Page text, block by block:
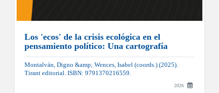
Los 'ecos' de la crisis ecológica en el
pensamiento político: Una cartografía
Montalván, Digno &amp; Wences, Isabel (coords.) (2025).
Tirant editorial. ISBN: 9791370216559.
2026